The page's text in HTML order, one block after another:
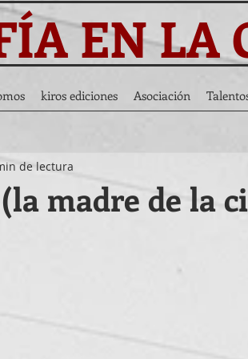
EN LA
madre de la
de lectura
kiros ediciones Asociación